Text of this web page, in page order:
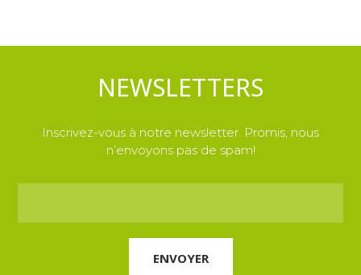
NEWSLETTERS
Inscrivez-vous à notre newsletter. Promis, nous
n’envoyons pas de spam!